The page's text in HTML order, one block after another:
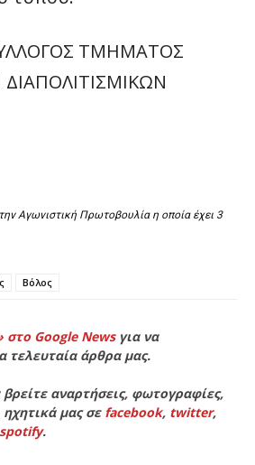
ΤΜΗΜΑΤΟΣ
ΔΙΑΠΟΛΙΤΙΣΜΙΚΩΝ
Αγωνιστική Πρωτοβουλία η οποία έχει 3
Βόλος
στο Google Newsγια να
τελευταία άρθρα μας.
αναρτήσεις, φωτογραφίες,
ηχητικά μας σε facebook, twitter,
spotify.